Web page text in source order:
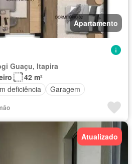
Apartamento
Guaçu, Itapira
42 m²
deficiência
Garagem
Atualizado